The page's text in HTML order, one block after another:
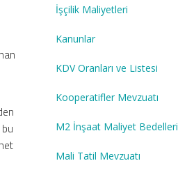
İşçilik Maliyetleri
Kanunlar
KDV Oranları ve Listesi
Kooperatifler Mevzuatı
M2 İnşaat Maliyet Bedelleri
Mali Tatil Mevzuatı